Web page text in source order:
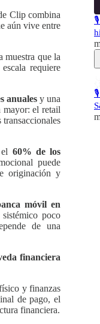
Clip combina
aún vive entre
muestra que la
requiere
anualesy una
mayor: el retail
60% de los
puede
originación y
móvil en
poco
de una
financiera
y finanzas
de pago, el
financiera.